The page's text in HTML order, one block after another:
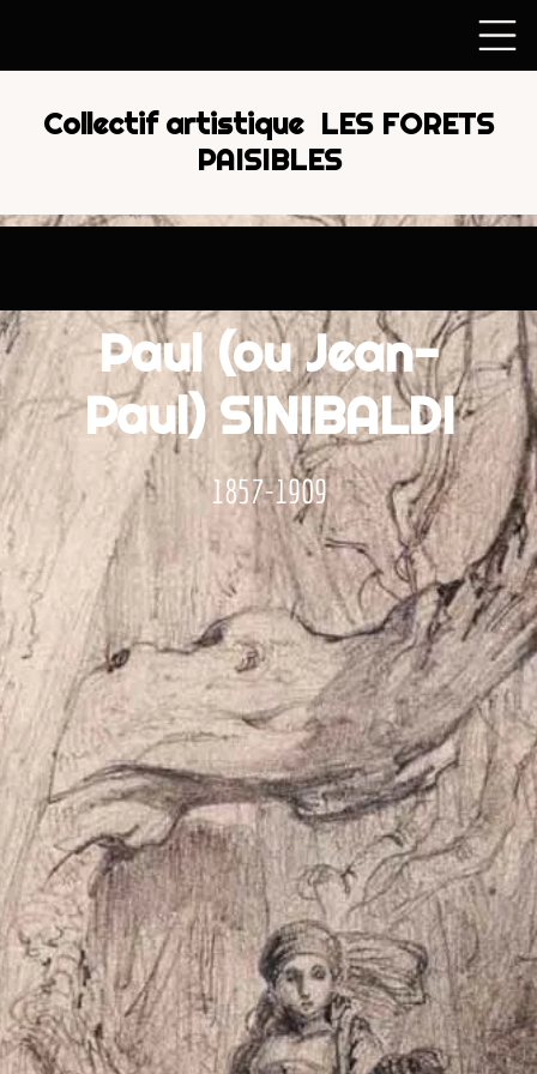
Collectif artistique LES FORETS
PAISIBLES
Paul (ou Jean-
Paul) SINIBALDI
1857-1909